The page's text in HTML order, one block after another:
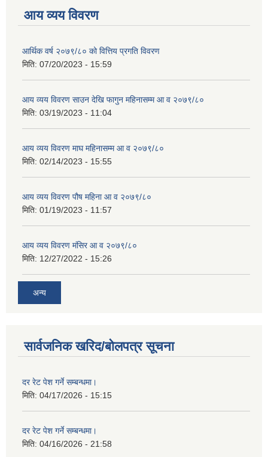
आय व्यय विवरण
आर्थिक वर्ष २०७९/८० को वित्तिय प्रगति विवरण
मिति: 07/20/2023 - 15:59
आय व्यय विवरण साउन देखि फागुन महिनासम्म आ व २०७९/८०
मिति: 03/19/2023 - 11:04
आय व्यय विवरण माघ महिनासम्म आ व २०७९/८०
मिति: 02/14/2023 - 15:55
आय व्यय विवरण पौष महिना आ व २०७९/८०
मिति: 01/19/2023 - 11:57
आय व्यय विवरण मंसिर आ व २०७९/८०
मिति: 12/27/2022 - 15:26
अन्य
सार्वजनिक खरिद/बोलपत्र सूचना
दर रेट पेश गर्ने सम्बन्धमा।
मिति: 04/17/2026 - 15:15
दर रेट पेश गर्ने सम्बन्धमा।
मिति: 04/16/2026 - 21:58